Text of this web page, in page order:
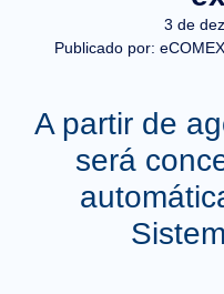
3 de
Publicado por:
A partir de
será